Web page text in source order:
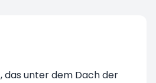
, das unter dem Dach der